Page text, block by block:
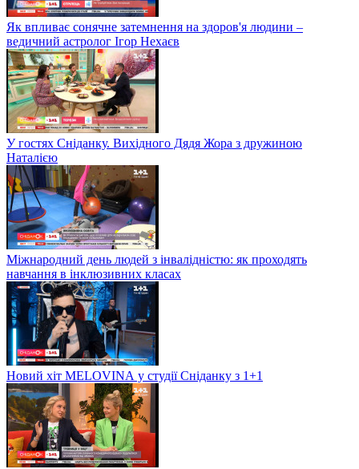
Як впливає сонячне затемнення на здоров'я людини –
ведичний астролог Ігор Нехаєв
У гостях Сніданку. Вихідного Дядя Жора з дружиною
Наталією
Міжнародний день людей з інвалідністю: як проходять
навчання в інклюзивних класах
Новий хіт MELOVINА у студії Сніданку з 1+1